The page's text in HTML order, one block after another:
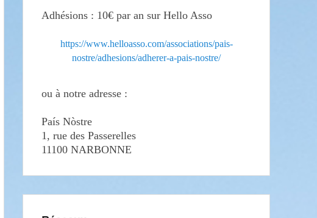
Adhésions : 10€ par an sur Hello Asso
https://www.helloasso.com/associations/pais-
nostre/adhesions/adherer-a-pais-nostre/
ou à notre adresse :
País Nòstre
1, rue des Passerelles
11100 NARBONNE